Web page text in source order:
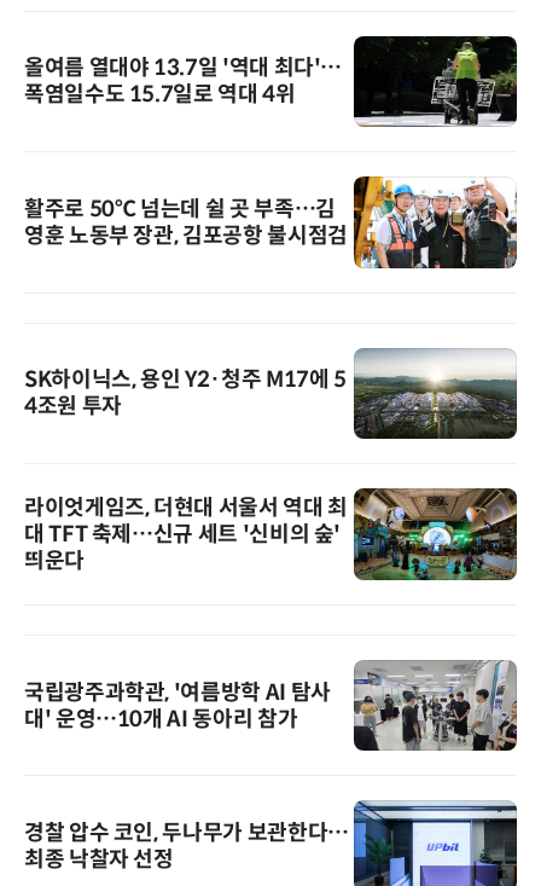
올여름 열대야 13.7일 '역대 최다'…
폭염일수도 15.7일로 역대 4위
활주로 50℃ 넘는데 쉴 곳 부족…김
영훈 노동부 장관, 김포공항 불시점검
SK하이닉스, 용인 Y2·청주 M17에 5
4조원 투자
라이엇게임즈, 더현대 서울서 역대 최
대 TFT 축제…신규 세트 '신비의 숲'
띄운다
국립광주과학관, '여름방학 AI 탐사
대' 운영…10개 AI 동아리 참가
경찰 압수 코인, 두나무가 보관한다…
최종 낙찰자 선정